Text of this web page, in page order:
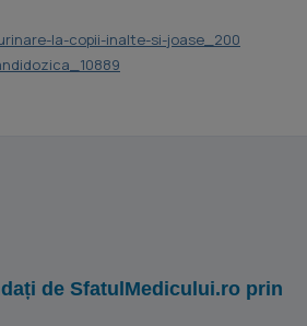
la-copii-inalte-si-joase_200
de SfatulMedicului.ro prin